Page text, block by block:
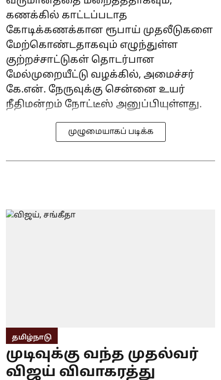
கணக்கில் காட்டப்படாத
கோடிக்கணக்கான ரூபாய் முதலீடுகளை
மேற்கொண்டதாகவும் எழுந்துள்ள
குற்றச்சாட்டுகள் தொடர்பான
மேல்முறையீட்டு வழக்கில், அமைச்சர்
கே.என். நேருவுக்கு சென்னை உயர்
நீதிமன்றம் நோட்டீஸ் அனுப்பியுள்ளது.
முழுமையாகப் படிக்க
தமிழ்நாடு
முடிவுக்கு வந்த முதல்வர்
விஜய் விவாகரத்து